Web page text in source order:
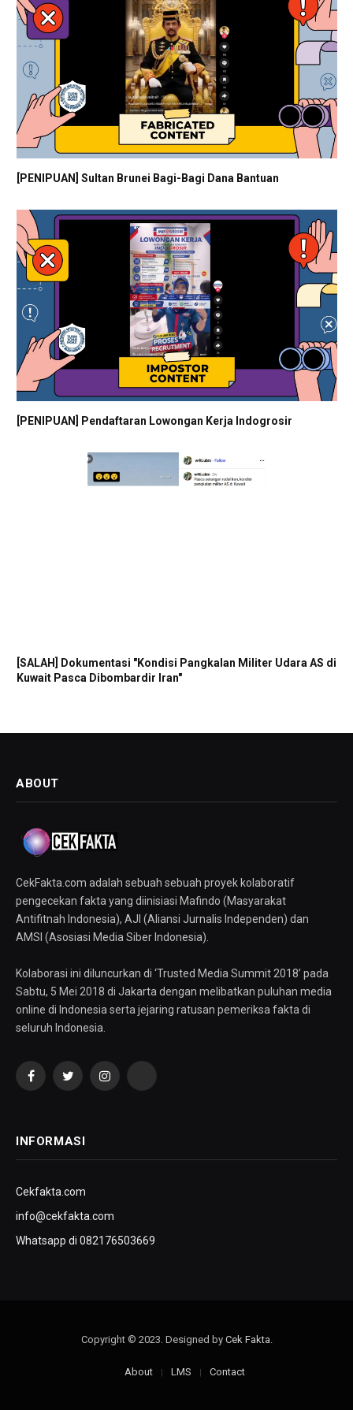
[PENIPUAN] Sultan Brunei Bagi-Bagi Dana Bantuan
[PENIPUAN] Pendaftaran Lowongan Kerja Indogrosir
[SALAH] Dokumentasi "Kondisi Pangkalan Militer Udara AS di
Kuwait Pasca Dibombardir Iran"
ABOUT
CekFakta.com adalah sebuah sebuah proyek kolaboratif
pengecekan fakta yang diinisiasi Mafindo (Masyarakat
Antifitnah Indonesia), AJI (Aliansi Jurnalis Independen) dan
AMSI (Asosiasi Media Siber Indonesia).
Kolaborasi ini diluncurkan di ‘Trusted Media Summit 2018’ pada
Sabtu, 5 Mei 2018 di Jakarta dengan melibatkan puluhan media
online di Indonesia serta jejaring ratusan pemeriksa fakta di
seluruh Indonesia.
FacebookTwitterInstagramYouTube
INFORMASI
Cekfakta.com
info@cekfakta.com
Whatsapp di 082176503669
Copyright © 2023. Designed by Cek Fakta
About LMS Contact